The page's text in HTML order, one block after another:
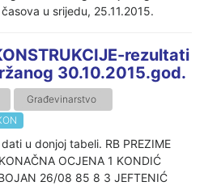
u srijedu, 25.11.2015.
rezultati
30.10.2015.god.
Građevinarstvo
u donjoj tabeli. RB PREZIME
OCJENA 1 KONDIĆ
26/08 85 8 3 JEFTENIĆ